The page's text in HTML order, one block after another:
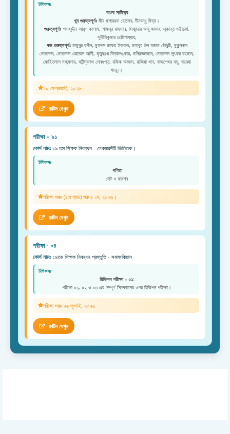
টপিকসঃ
বাংলা সাহিত্য
খুব গুরুত্বপূর্ণঃ মীর মশাররফ হোসেন, দীনবন্ধু মিত্র।
গুরুত্বপূর্ণঃ শামসুদ্দীন আবুল কালাম, শামসুর রাহমান, সিকান্দার আবু জাফর, সুকান্ত ভট্টাচার্য,
সুনীতিকুমার চট্টোপাধ্যায়,
কম গুরুত্বপূর্ণঃমামুনুর রশীদ, মুহম্মদ জাফর ইকবাল, মাহবুব উল আলম চৌধুরী, মুকুন্দদাস
মোহাম্মদ, মোহাম্মদ ওয়াজেদ আলী, মৃত্যুঞ্জয় বিদ্যালঙ্কার, মনিরুজ্জামান, মোহাম্মদ লুৎফর রহমান,
মোহিতলাল মজুমদার, যতীন্দ্রনাথ সেনগুপ্ত, রফিক আজাদ, রাজিয়া খান, রাজশেখর বসু, রাবেয়া
খাতুন।
১০ ফেব্রুয়ারি, ২০২৬
রুটিন দেখুন
পরীক্ষা – ৯১
কোর্স নামঃ ১৯ তম শিক্ষক নিবন্ধন - লেকচারশীট ভিত্তিক।
টপিকসঃ
গণিত
সেট ও ফাংশন
পরীক্ষা শুরুঃ (৫ম ব্যাচ) শুরু ৫ মে, ২০২৬।
রুটিন দেখুন
পরীক্ষা - ০৪
কোর্স নামঃ ১৯তম শিক্ষক নিবন্ধন প্রস্তুতি - সমাজবিজ্ঞান
টপিকসঃ
রিভিশন পরীক্ষা - ০১:
পরীক্ষা ০১, ০২ ও ০৩-এর সম্পূর্ণ সিলেবাসের ওপর রিভিশন পরীক্ষা।
পরীক্ষা শুরুঃ ২৬ জুলাই, ২০২৬
রুটিন দেখুন